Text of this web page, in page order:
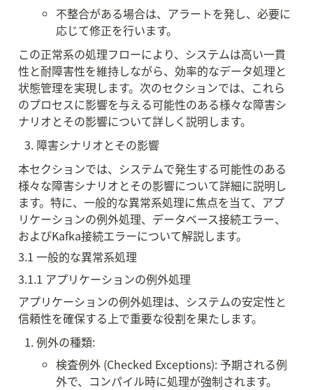
不整合がある場合は、アラートを発し、必要に
応じて修正を行います。
この正常系の処理フローにより、システムは高い一貫
性と耐障害性を維持しながら、効率的なデータ処理と
状態管理を実現します。次のセクションでは、これら
のプロセスに影響を与える可能性のある様々な障害シ
ナリオとその影響について詳しく説明します。
障害シナリオとその影響
本セクションでは、システムで発生する可能性のある
様々な障害シナリオとその影響について詳細に説明し
ます。特に、一般的な異常系処理に焦点を当て、アプ
リケーションの例外処理、データベース接続エラー、
およびKafka接続エラーについて解説します。
3.1 一般的な異常系処理
3.1.1 アプリケーションの例外処理
アプリケーションの例外処理は、システムの安定性と
信頼性を確保する上で重要な役割を果たします。
例外の種類:
検査例外 (Checked Exceptions): 予期される例
外で、コンパイル時に処理が強制されます。